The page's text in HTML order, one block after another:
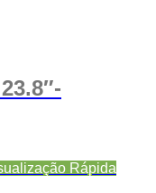
Rápida